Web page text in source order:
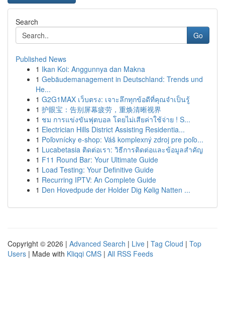
Search
Go
Published News
1 Ikan Koi: Anggunnya dan Makna
1 Gebäudemanagement in Deutschland: Trends und
He...
1 G2G1MAX เว็บตรง: เจาะลึกทุกข้อดีที่คุณจำเป็นรู้
1 护眼宝：告别屏幕疲劳，重焕清晰视界
1 ชม การแข่งขันฟุตบอล โดยไม่เสียค่าใช้จ่าย ! S...
1 Electrician Hills District Assisting Residentia...
1 Poľovnícky e-shop: Váš komplexný zdroj pre poľo...
1 Lucabetasia ติดต่อเรา: วิธีการติดต่อและข้อมูลสำคัญ
1 F11 Round Bar: Your Ultimate Guide
1 Load Testing: Your Definitive Guide
1 Recurring IPTV: An Complete Guide
1 Den Hovedpude der Holder Dig Kølig Natten ...
Copyright © 2026 | Advanced Search | Live | Tag Cloud | Top
Users | Made with Kliqqi CMS | All RSS Feeds